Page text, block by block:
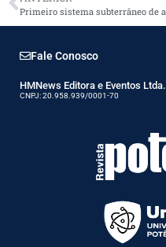
Fale Conosco
HMNews Editora e Eventos Ltda.
CNPJ: 20.958.939/0001-70